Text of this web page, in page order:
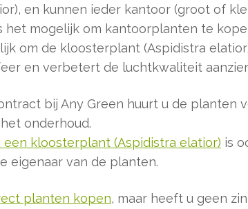
en kunnen ieder kantoor (groot of
het mogelijk om kantoorplanten te
om de kloosterplant (Aspidistra
en verbetert de luchtkwaliteit
bij Any Green huurt u de planten
onderhoud.
een kloosterplant (Aspidistra elatior) is
eigenaar van de planten.
planten kopen, maar heeft u geen